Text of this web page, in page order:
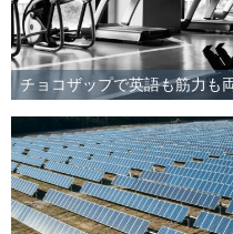
チョコザップで英語も筋力も